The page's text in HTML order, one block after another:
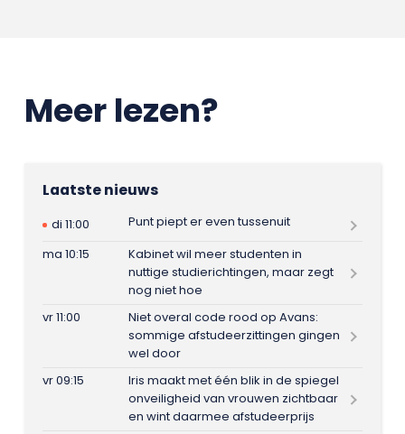
Meer lezen?
Laatste nieuws
di 11:00
Punt piept er even tussenuit
ma 10:15
Kabinet wil meer studenten in
nuttige studierichtingen, maar zegt
nog niet hoe
vr 11:00
Niet overal code rood op Avans:
sommige afstudeerzittingen gingen
wel door
vr 09:15
Iris maakt met één blik in de spiegel
onveiligheid van vrouwen zichtbaar
en wint daarmee afstudeerprijs